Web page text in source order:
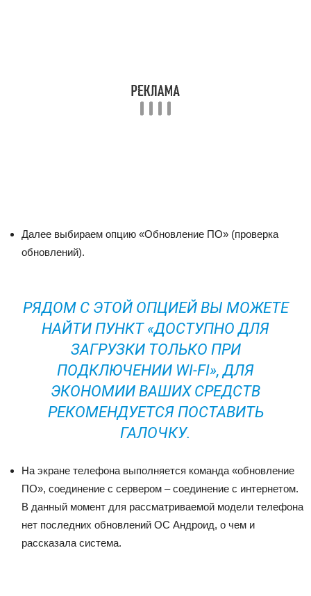
Далее выбираем опцию «Обновление ПО» (проверка
обновлений).
РЯДОМ С ЭТОЙ ОПЦИЕЙ ВЫ МОЖЕТЕ
НАЙТИ ПУНКТ «ДОСТУПНО ДЛЯ
ЗАГРУЗКИ ТОЛЬКО ПРИ
ПОДКЛЮЧЕНИИ WI-FI», ДЛЯ
ЭКОНОМИИ ВАШИХ СРЕДСТВ
РЕКОМЕНДУЕТСЯ ПОСТАВИТЬ
ГАЛОЧКУ.
На экране телефона выполняется команда «обновление
ПО», соединение с сервером – соединение с интернетом.
В данный момент для рассматриваемой модели телефона
нет последних обновлений ОС Андроид, о чем и
рассказала система.